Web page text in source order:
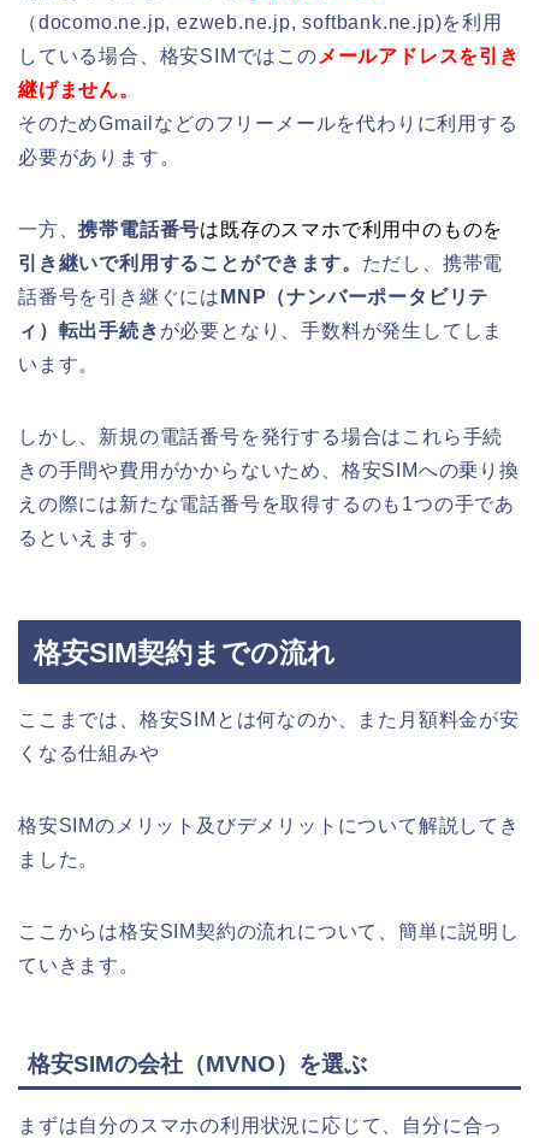
（docomo.ne.jp, ezweb.ne.jp, softbank.ne.jp)を利用
している場合、格安SIMではこの メールアドレスを引き
継げません。
そのためGmailなどのフリーメールを代わりに利用する
必要があります。
一方、携帯電話番号は既存のスマホで利用中のものを
引き継いで利用することができます。 ただし、携帯電
話番号を引き継ぐには MNP（ナンバーポータビリテ
ィ）転出手続き が必要となり、手数料が発生してしま
います。
しかし、新規の電話番号を発行する場合はこれら手続
きの手間や費用がかからないため、格安SIMへの乗り換
えの際には新たな電話番号を取得するのも1つの手であ
るといえます。
格安SIM契約までの流れ
ここまでは、格安SIMとは何なのか、また月額料金が安
くなる仕組みや
格安SIMのメリット及びデメリットについて解説してき
ました。
ここからは格安SIM契約の流れについて、簡単に説明し
ていきます。
格安SIMの会社（MVNO）を選ぶ
まずは自分のスマホの利用状況に応じて、自分に合っ